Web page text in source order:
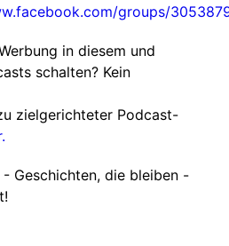
groups/
in diesem und
schalten? Kein
zielgerichteter Podcast-
- Geschichten, die bleiben -